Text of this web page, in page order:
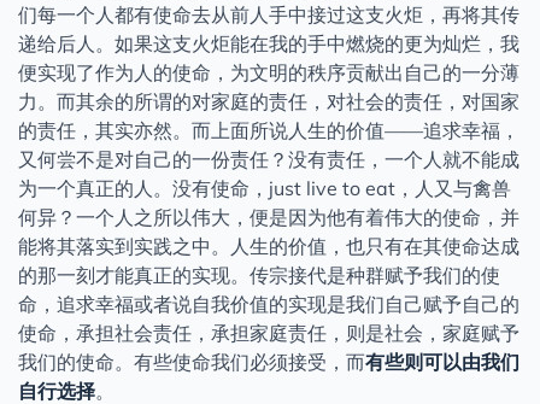
们每一个人都有使命去从前人手中接过这支火炬，再将其传
递给后人。如果这支火炬能在我的手中燃烧的更为灿烂，我
便实现了作为人的使命，为文明的秩序贡献出自己的一分薄
力。而其余的所谓的对家庭的责任，对社会的责任，对国家
的责任，其实亦然。而上面所说人生的价值——追求幸福，
又何尝不是对自己的一份责任？没有责任，一个人就不能成
为一个真正的人。没有使命，just live to eat，人又与禽兽
何异？一个人之所以伟大，便是因为他有着伟大的使命，并
能将其落实到实践之中。人生的价值，也只有在其使命达成
的那一刻才能真正的实现。传宗接代是种群赋予我们的使
命，追求幸福或者说自我价值的实现是我们自己赋予自己的
使命，承担社会责任，承担家庭责任，则是社会，家庭赋予
我们的使命。有些使命我们必须接受，而有些则可以由我们
自行选择。